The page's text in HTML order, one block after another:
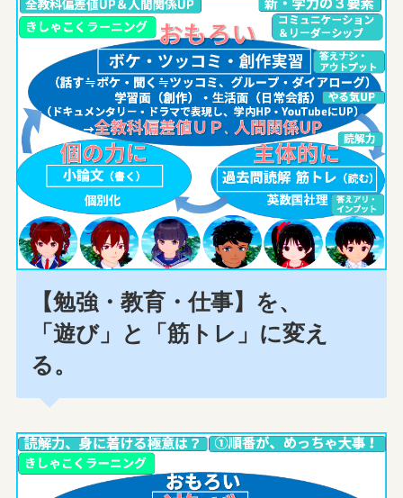
【勉強・教育・仕事】を、
「遊び」と「筋トレ」に変え
る。